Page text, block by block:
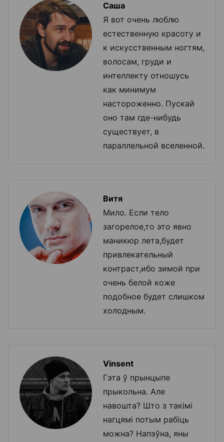
Саша
Я вот очень люблю
естественную красоту и
к искусственным ногтям,
волосам, груди и
интеллекту отношусь
как минимум
настороженно. Пускай
оно там где-нибудь
существует, в
параллельной вселенной.
Витя
Мило. Если тело
загорелое,то это явно
маникюр лета,будет
привлекательный
контраст,ибо зимой при
очень белой коже
подобное будет слишком
холодным.
Vinsent
Гэта ў прынцыпе
прыкольна. Але
навошта? Што з такімі
нагцямі потым рабіць
можна? Напэўна, яны